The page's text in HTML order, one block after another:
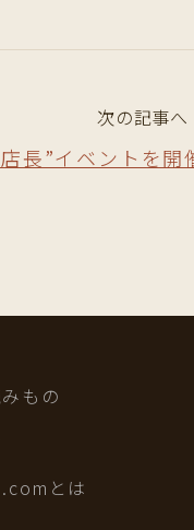
次の記事へ
長”イベントを開
もの
とは